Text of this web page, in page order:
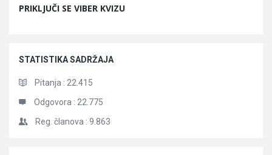
PRIKLJUČI SE VIBER KVIZU
STATISTIKA SADRŽAJA
Pitanja : 22.415
Odgovora : 22.775
Reg. članova : 9.863